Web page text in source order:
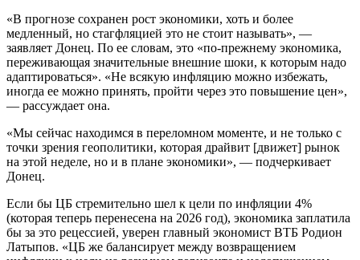
«В прогнозе сохранен рост экономики, хоть и более
медленный, но стагфляцией это не стоит называть», —
заявляет Донец. По ее словам, это «по-прежнему экономика,
переживающая значительные внешние шоки, к которым надо
адаптироваться». «Не всякую инфляцию можно избежать,
иногда ее можно принять, пройти через это повышение цен»,
— рассуждает она.
«Мы сейчас находимся в переломном моменте, и не только с
точки зрения геополитики, которая драйвит [движет] рынок
на этой неделе, но и в плане экономики», — подчеркивает
Донец.
Если бы ЦБ стремительно шел к цели по инфляции 4%
(которая теперь перенесена на 2026 год), экономика заплатила
бы за это рецессией, уверен главный экономист ВТБ Родион
Латыпов. «ЦБ же балансирует между возвращением